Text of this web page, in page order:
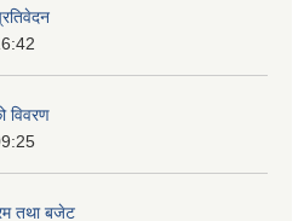
तथा बजेट